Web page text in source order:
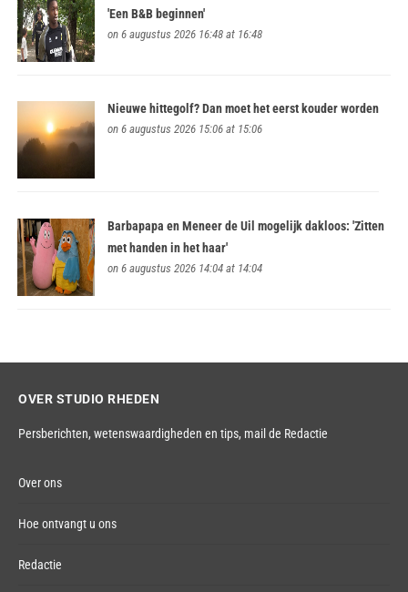
'Een B&B beginnen'
on 6 augustus 2026 16:48 at 16:48
Nieuwe hittegolf? Dan moet het eerst kouder worden
on 6 augustus 2026 15:06 at 15:06
Barbapapa en Meneer de Uil mogelijk dakloos: 'Zitten
met handen in het haar'
on 6 augustus 2026 14:04 at 14:04
OVER STUDIO RHEDEN
Persberichten, wetenswaardigheden en tips, mail de Redactie
Over ons
Hoe ontvangt u ons
Redactie